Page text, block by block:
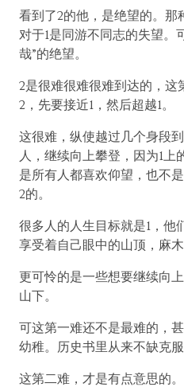
看到了2的他，是绝望的。那
对于1是同游不同志的失望。
哉”的绝望。
2是很难很难很难到达的，这
2，先要接近1，然后超越1。
这很难，纵使越过几个身段
人，继续向上攀登，因为1上
是所有人都喜欢仰望，也不
2的。
很多人的人生目标就是1，他
享受着自己眼中的山顶，麻
更可怜的是一些想要继续向
山下。
可这第一难还不是最难的，
幼稚。历史书里从来不缺克服
这第二难，才是有点意思的